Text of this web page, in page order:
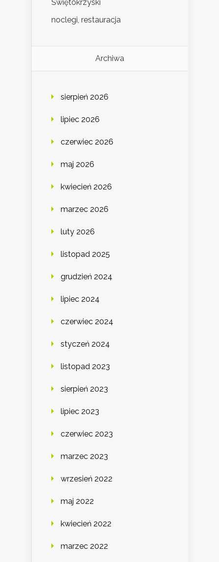
Świętokrzyski
noclegi, restauracja
Archiwa
sierpień 2026
lipiec 2026
czerwiec 2026
maj 2026
kwiecień 2026
marzec 2026
luty 2026
listopad 2025
grudzień 2024
lipiec 2024
czerwiec 2024
styczeń 2024
listopad 2023
sierpień 2023
lipiec 2023
czerwiec 2023
marzec 2023
wrzesień 2022
maj 2022
kwiecień 2022
marzec 2022